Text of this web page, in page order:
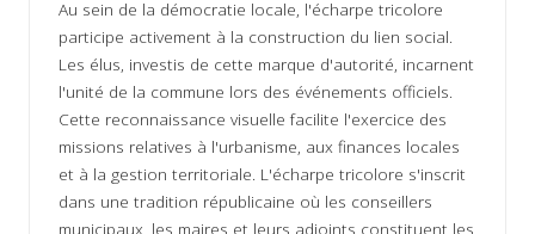
Au sein de la démocratie locale, l'écharpe tricolore
participe activement à la construction du lien social.
Les élus, investis de cette marque d'autorité, incarnent
l'unité de la commune lors des événements officiels.
Cette reconnaissance visuelle facilite l'exercice des
missions relatives à l'urbanisme, aux finances locales
et à la gestion territoriale. L'écharpe tricolore s'inscrit
dans une tradition républicaine où les conseillers
municipaux, les maires et leurs adjoints constituent les